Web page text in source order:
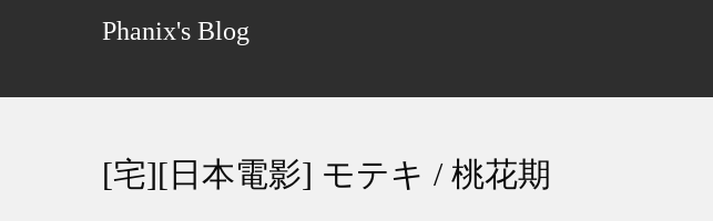
Phanix's Blog
[宅][日本電影] モテキ / 桃花期